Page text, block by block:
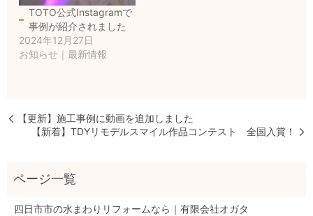
TOTO公式Instagramで
事例が紹介されました
2024年12月27日
お知らせ｜最新情報
【更新】施工事例に動画を追加しました
【新着】TDYリモデルスマイル作品コンテスト 全国入賞！
四日市市の水まわりリフォームなら｜有限会社オガタ